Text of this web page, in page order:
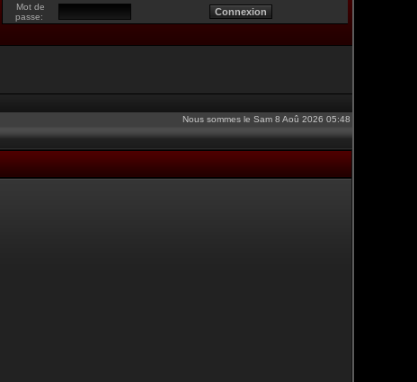
Mot de
passe:
Nous sommes le Sam 8 Aoû 2026 05:48